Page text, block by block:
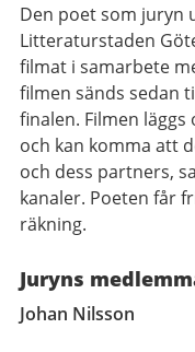
Den poet som juryn
Litteraturstaden
filmat i samarbete
filmen sänds sedan
finalen. Filmen
och kan komma att
och dess partners,
kanaler. Poeten får
räkning.
Juryns
Johan Nilsson